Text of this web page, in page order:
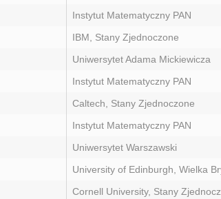
Instytut Matematyczny PAN
IBM, Stany Zjednoczone
Uniwersytet Adama Mickiewicza
Instytut Matematyczny PAN
Caltech, Stany Zjednoczone
Instytut Matematyczny PAN
Uniwersytet Warszawski
University of Edinburgh, Wielka
Cornell University, Stany